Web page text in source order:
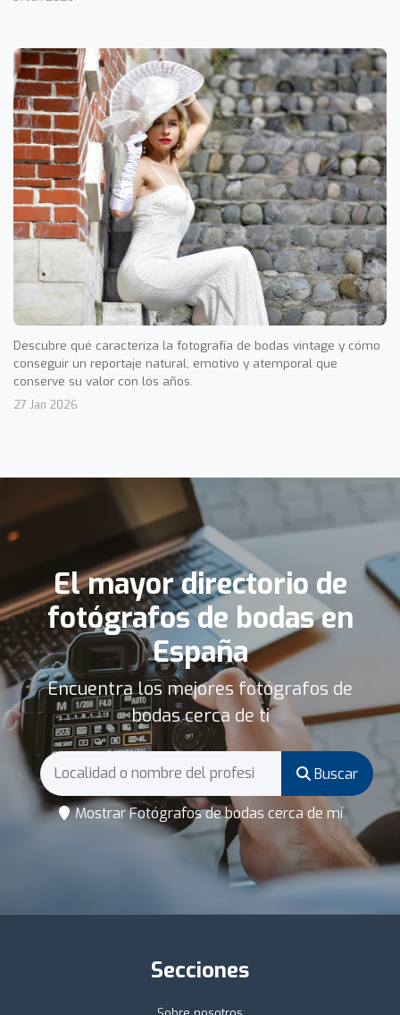
Descubre qué caracteriza la fotografía de bodas vintage y cómo
conseguir un reportaje natural, emotivo y atemporal que
conserve su valor con los años.
27 Jan 2026
El mayor directorio de
fotógrafos de bodas en
España
Encuentra los mejores fotógrafos de
bodas cerca de ti
Buscar
Mostrar Fotógrafos de bodas cerca de mí
Secciones